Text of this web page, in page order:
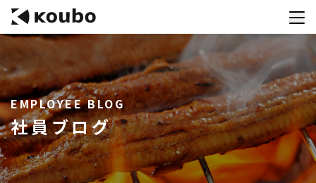
サービス
会社案内
実績紹介
採用情報
EMPLOYEE BLOG
社員ブログ